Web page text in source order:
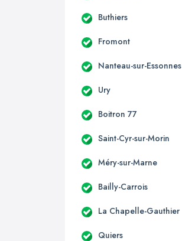
Buthiers
Fromont
Nanteau-sur-Essonnes
Ury
Boitron 77
Saint-Cyr-sur-Morin
Méry-sur-Marne
Bailly-Carrois
La Chapelle-Gauthier
Quiers